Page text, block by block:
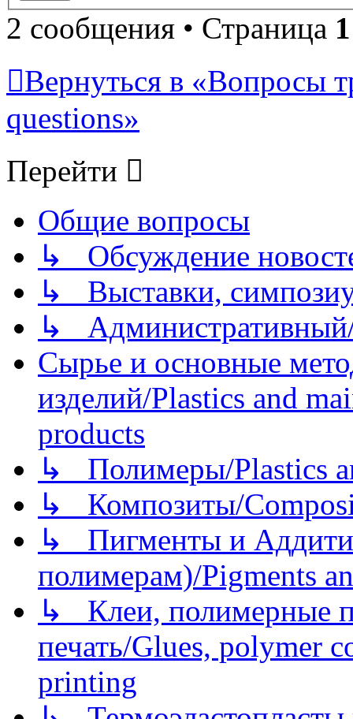
2 сообщения • Страница 1
Вернуться в «Вопросы
questions»
Перейти
Общие вопросы
↳ Обсуждение
↳ Выставки,
↳
Сырье и основные
изделий/Plastics and
products
↳ Полимеры/Plastics
↳ Композиты/
↳ Пигменты и
полимерам)/Pigments
↳ Клеи, полимерные
печать/Glues, polymer
printing